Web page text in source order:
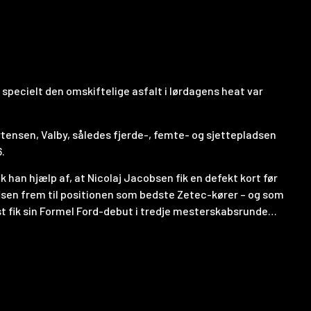
den omskiftelige asfalt i lørdagens heat var
Valby, således fjerde-, femte- og sjettepladsen
han hjælp af, at Nicolaj Jacobsen fik en defekt kort før
frem til positionen som bedste Zetec-kører – og som
fik sin Formel Ford-debut i tredje mesterskabsrunde…